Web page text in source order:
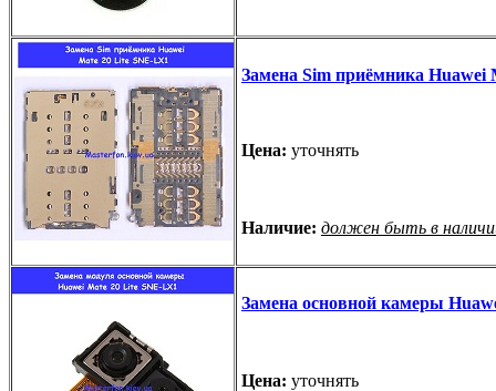
Замена Sim приёмника Huawei
Цена: уточнять
Наличие: должен быть в
Замена основной камеры
Цена: уточнять